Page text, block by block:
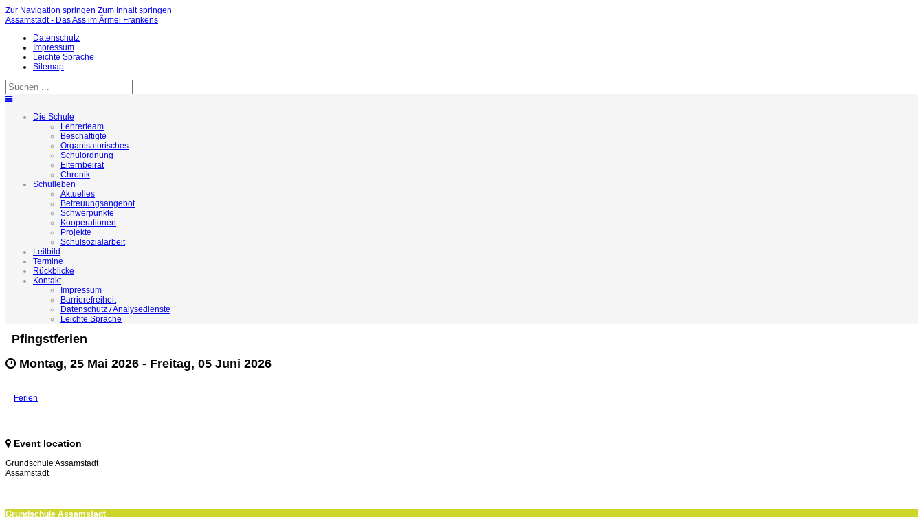
Zur Navigation springen Zum Inhalt springen
Assamstadt - Das Ass im Ärmel Frankens
Datenschutz
Impressum
Leichte Sprache
Sitemap
Die Schule
Lehrerteam
Beschäftigte
Organisatorisches
Schulordnung
Elternbeirat
Chronik
Schulleben
Aktuelles
Betreuungsangebot
Schwerpunkte
Kooperationen
Projekte
Schulsozialarbeit
Leitbild
Termine
Rückblicke
Kontakt
Impressum
Barrierefreiheit
Datenschutz / Analysedienste
Leichte Sprache
Pfingstferien
Montag, 25 Mai 2026 - Freitag, 05 Juni 2026
Ferien
Event location
Grundschule Assamstadt
Assamstadt
Grundschule Assamstadt